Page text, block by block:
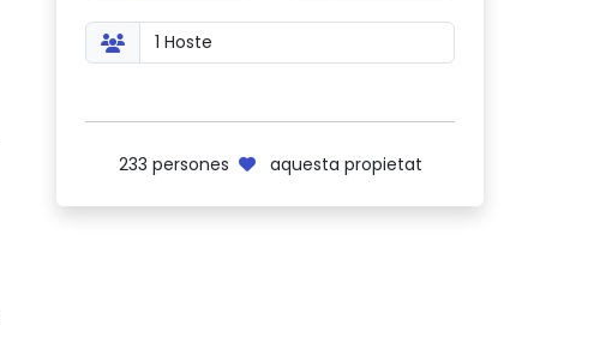
233 persones aquesta propietat